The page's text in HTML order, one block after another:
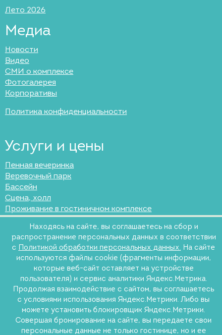
Лето 2026
Медиа
Новости
Видео
СМИ о комплексе
Фотогалерея
Корпоративы
Политика конфиденциальности
Услуги и цены
Пенная вечеринка
Веревочный парк
Бассейн
Сцена, холл
Проживание в гостиничном комплексе
Въезд и входной билет
Лазертаг
Навесы
Фома-клуб
Сауна “Деревенская банька”
Кафе “Тайм-аут”
Программы комплекса
Аренда гриль-домиков и беседок
Находясь на сайте, вы соглашаетесь на сбор и
распространение персональных данных в соответствии
с Политикой обработки персональных данных. На сайте
используются файлы cookie (фрагменты информации,
которые веб-сайт оставляет на устройстве
пользователя) и сервис аналитики Яндекс.Метрика.
Продолжая взаимодействие с сайтом, вы соглашаетесь
с условиями использования Яндекс.Метрики. Либо вы
можете установить блокировщик Яндекс.Метрики.
Совершая бронирование на сайте, вы передаете свои
персональные данные не только гостинице, но и ее